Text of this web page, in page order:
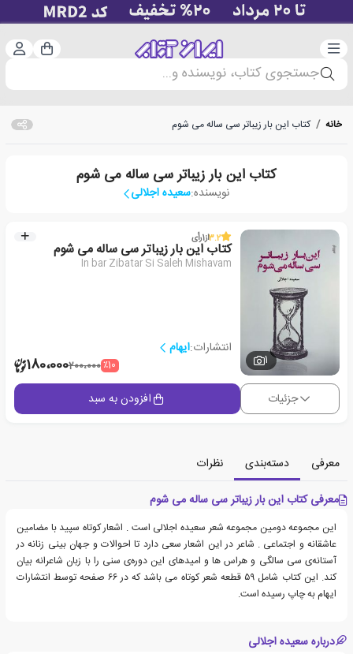
دسته‌بندی سبد
جستجوی کتاب، نویسنده و...
خانه / کتاب این بار زیباتر سی ساله می شوم
کتاب این بار زیباتر سی ساله می شوم
نویسنده:سعیده اجلالی
1
3.2از1رأی
کتاب این بار زیباتر سی ساله می شوم
In bar Zibatar Si Saleh Mishavam
انتشارات:ایهام
٪10200،000180،000
جزئیات افزودن به سبد
معرفی دسته‌بندی
نظرات
معرفی کتاب این بار زیباتر سی ساله می شوم
این مجموعه دومین مجموعه شعر سعیده اجلالی است . اشعار کوتاه سپید با مضامین
عاشقانه و اجتماعی . شاعر در این اشعار سعی دارد تا احوالات و جهان بینی زنانه در
آستانه‌ی سی سالگی و هراس ها و امیدهای این دوره‌ی سنی را با زبان شاعرانه بیان
کند. این کتاب شامل ۵۹ قطعه شعر کوتاه می باشد که در ۶۶ صفحه توسط انتشارات
ایهام به چاپ رسیده است.
درباره سعیده اجلالی